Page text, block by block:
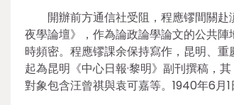
開辦前方通信社受阻，程應镠間關
夜學論壇》，作為論政論學論文的公共
時頻密。程應镠課余保持寫作，昆明、
起為昆明《中心日報·黎明》副刊撰稿，
對象包含汪曾祺與袁可嘉等。1940年6月